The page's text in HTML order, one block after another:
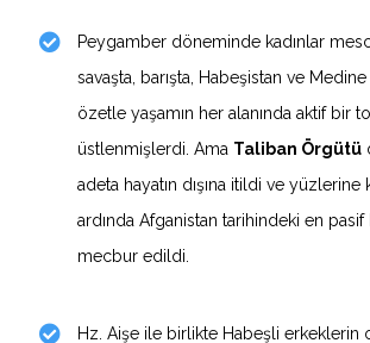
Peygamber döneminde kadınlar
savaşta, barışta, Habeşistan ve
özetle yaşamın her alanında aktif bir
üstlenmişlerdi. Ama Taliban Örgütü
adeta hayatın dışına itildi ve yüzlerine
ardında Afganistan tarihindeki en
mecbur edildi.
Hz. Aişe ile birlikte Habeşli erkeklerin